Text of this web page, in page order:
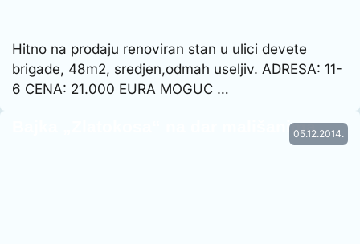
Hitno na prodaju renoviran stan u ulici devete
brigade, 48m2, sredjen,odmah useljiv. ADRESA: 11-
6 CENA: 21.000 EURA MOGUC …
05.12.2014.
Bajka „Zlatokosa“ na dar mališanima